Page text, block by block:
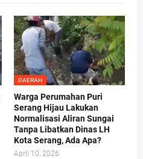
DAERAH
Warga Perumahan Puri
Serang Hijau Lakukan
Normalisasi Aliran Sungai
Tanpa Libatkan Dinas LH
Kota Serang, Ada Apa?
April 10, 2026